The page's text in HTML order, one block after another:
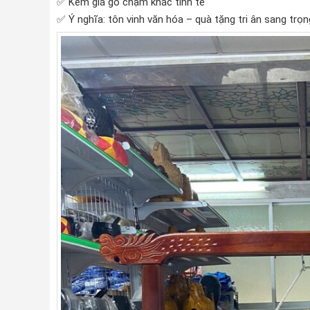
✅ Ý nghĩa: tôn vinh văn hóa – quà tặng tri ân sang